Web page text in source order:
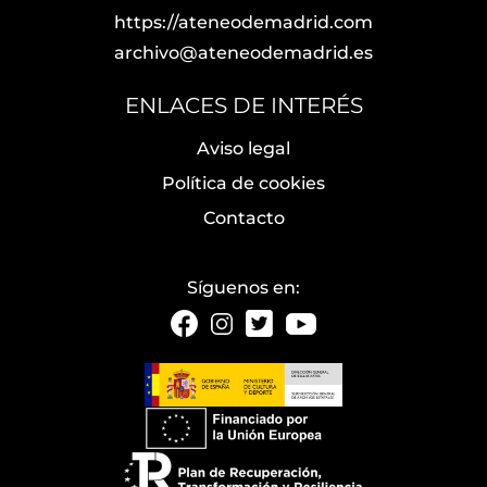
https://ateneodemadrid.com
archivo@ateneodemadrid.es
ENLACES DE INTERÉS
Aviso legal
Política de cookies
Contacto
Síguenos en: